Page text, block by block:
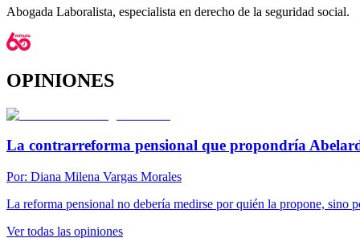
Abogada Laboralista, especialista en derecho de la seguridad social.
OPINIONES
La contrarreforma pensional que propondría
Por: Diana Milena Vargas Morales
La reforma pensional no debería medirse por quién la propone, sino
Ver todas las opiniones